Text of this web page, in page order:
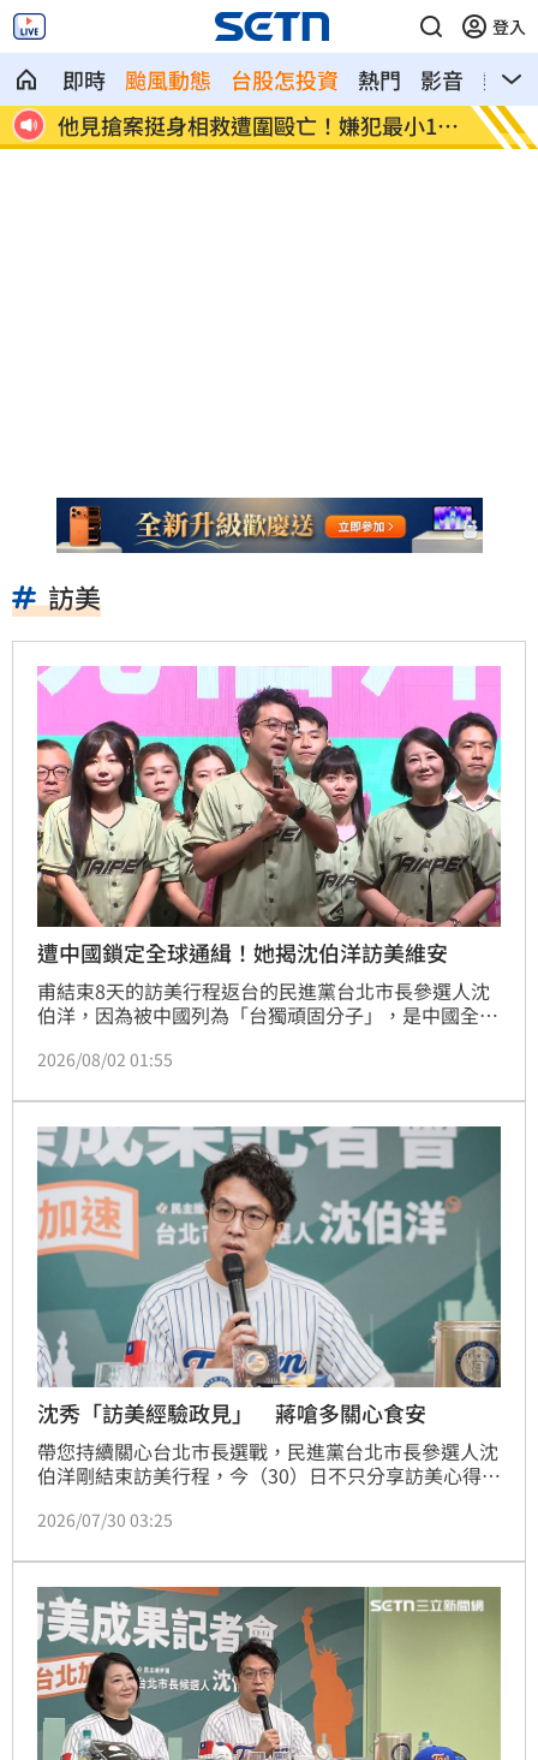
登入
即時 颱風動態 台股怎投資 熱門 影音
熱搜
12
扣款人數狂增4成 國泰小龍基金布局曝光
車是
費
訪美
遭中國鎖定全球通緝！她揭沈伯洋訪美維安
甫結束8天的訪美行程返台的民進黨台北市長參選人沈
伯洋，因為被中國列為「台獨頑固分子」，是中國全球
思瑤今（2）日透露，沈伯洋訪美期間基於維安考量，
他，「不可以！你是全台灣人要守護的『民主之
寶』。」而她也看到沈伯洋鐵人的意志。
2026/08/02 01:55
沈秀「訪美經驗政見」 蔣嗆多關心食安
帶您持續關心台北市長選戰，民進黨台北市長參選人沈
伯洋剛結束訪美行程，今（30）日不只分享訪美心得，
台協會處長谷立言，現身台美城市業商機媒合會，還隔
該變成政治口水。
2026/07/30 03:25